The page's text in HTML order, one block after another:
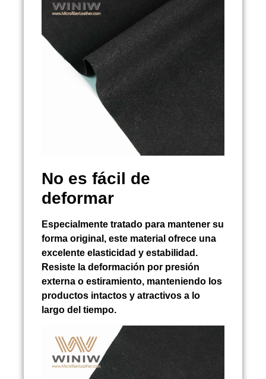
No es fácil de
deformar
Especialmente tratado para mantener su
forma original, este material ofrece una
excelente elasticidad y estabilidad.
Resiste la deformación por presión
externa o estiramiento, manteniendo los
productos intactos y atractivos a lo
largo del tiempo.